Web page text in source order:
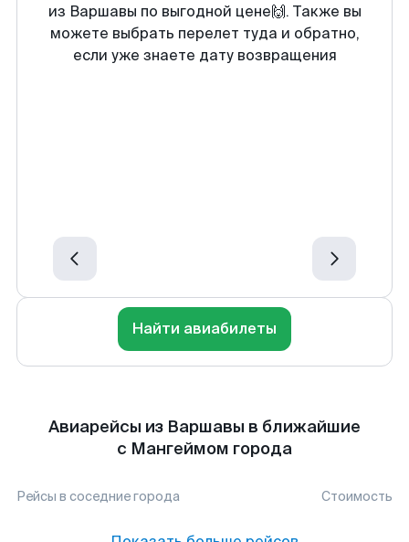
из Варшавы по выгодной цене🙌. Также вы
можете выбрать перелет туда и обратно,
если уже знаете дату возвращения
Найти авиабилеты
Авиарейсы из Варшавы в ближайшие
с Мангеймом города
Рейсы в соседние города Стоимость